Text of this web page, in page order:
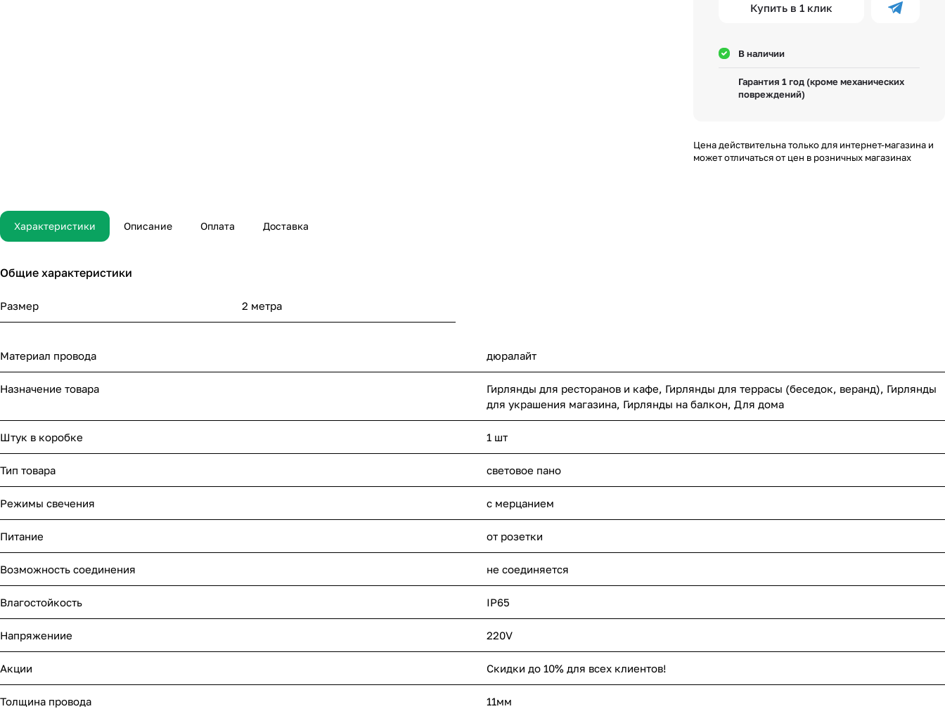
Купить в 1 клик
В наличии
Гарантия 1 год (кроме механических
повреждений)
Цена действительна только для интернет-магазина и
может отличаться от цен в розничных магазинах
Характеристики Описание Оплата Доставка
Общие характеристики
Размер 2 метра
Материал провода дюралайт
Назначение товара
Гирлянды для ресторанов и кафе, Гирлянды для террасы (беседок, веранд), Гирлянды
для украшения магазина, Гирлянды на балкон, Для дома
Штук в коробке 1 шт
Тип товара световое пано
Режимы свечения с мерцанием
Питание от розетки
Возможность соединения не соединяется
Влагостойкость IP65
Напряжениие 220V
Акции Скидки до 10% для всех клиентов!
Толщина провода 11мм